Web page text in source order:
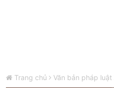
Trang chủ Văn bản pháp luật